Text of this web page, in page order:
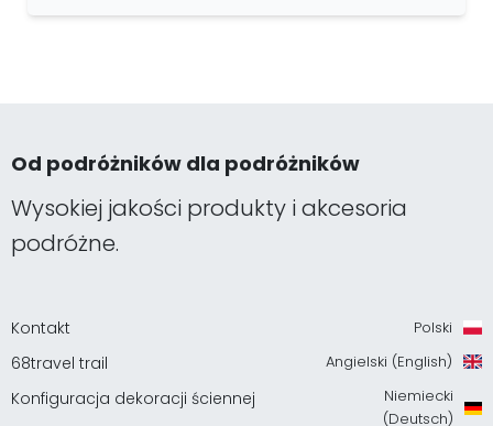
Od podróżników dla podróżników
Wysokiej jakości produkty i akcesoria
podróżne.
Kontakt
68travel trail
Konfiguracja dekoracji ściennej
Polski
Angielski (English)
Niemiecki
(Deutsch)